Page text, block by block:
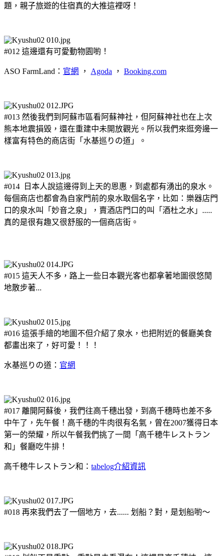
題，親子旅遊的住宿真的大推這裡呀！
#012 這邊還有可愛動物園喲！
ASO FarmLand： 官網 ， Agoda ， Booking.com
#013 然後我們到阿蘇市區看阿蘇神社，但阿蘇神社也在上次
熊本地震損毀，還在重建中未開放觀光。所以我們來逛旁邊一
樣富有特色的商店街「水基巡りの道」。
#014 日本人說這邊得到上天的恩惠，到處都有湧出的泉水。
每個商店也都會為自家門前的泉水取個名字，比如：樂器店門
口的泉水叫「妙音之泉」，賣酒店門口的叫「酒杜之水」.....
真的是很有趣又很舒服的一個商店街。
#015 這天人不多，路上一些日本觀光客也都拿著地圖很悠閒
地散步著...
#016 這張手繪的地圖不但介紹了泉水，也把附近的餐廳美食
都畫出來了，好可愛！！！
水基巡りの道： 官網
#017 離開阿蘇後，我們往高千穗出發，到高千穗時也差不多
中午了，先午餐！高千穗的牛肉很有名氣，曾在2007獲得日本
第一的榮耀，所以午餐我們挑了一間「高千穂牛レストラン
和」餐廳吃牛排！
高千穂牛レストラン和： tabelog介紹資訊
#018 再來我們去了一個地方，去...... 划船？對，是划船喲～